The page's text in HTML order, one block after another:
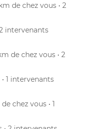
km de chez vous • 2
2 intervenants
de chez vous • 2
1 intervenants
chez vous • 1